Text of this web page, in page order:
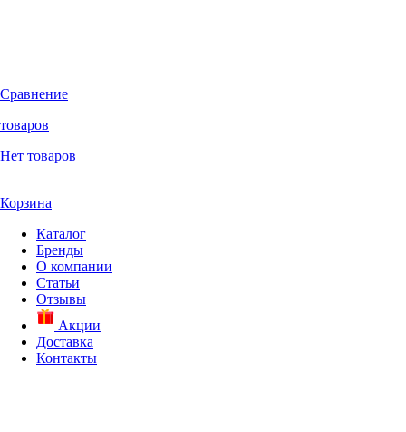
Сравнение
товаров
Нет товаров
Корзина
Каталог
Бренды
О компании
Статьи
Отзывы
Акции
Доставка
Контакты